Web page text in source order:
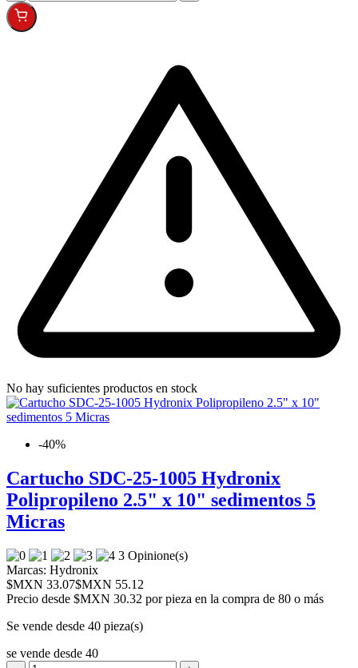
No hay suficientes productos en stock
-40%
Cartucho SDC-25-1005 Hydronix
Polipropileno 2.5" x 10" sedimentos 5
Micras
3 Opinione(s)
Marcas: Hydronix
$MXN 33.07$MXN 55.12
Precio desde $MXN 30.32 por pieza en la compra de 80 o más
Se vende desde 40 pieza(s)
se vende desde 40